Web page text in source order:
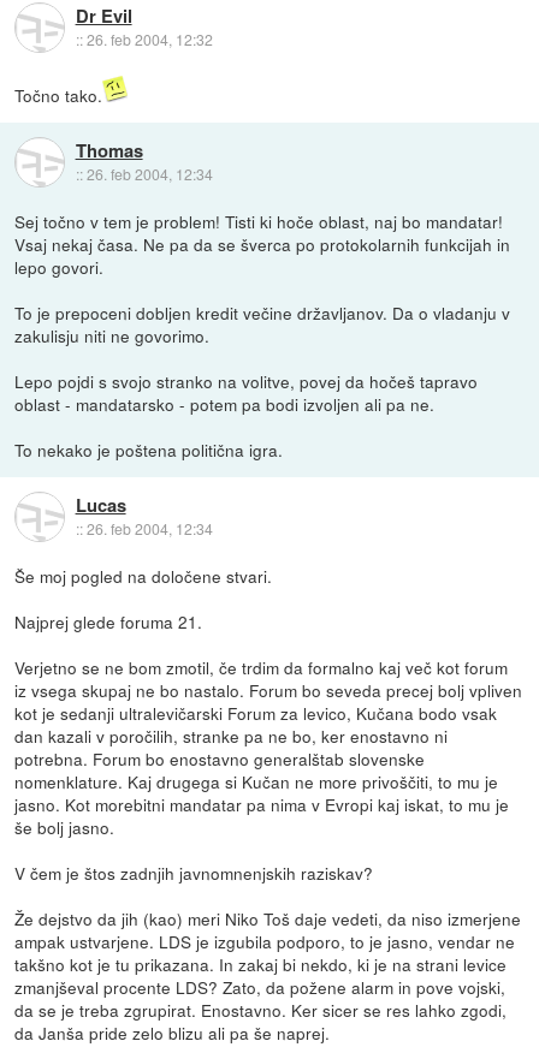
Dr Evil
::26. feb 2004, 12:32
Točno tako.
Thomas
::26. feb 2004, 12:34
Sej točno v tem je problem! Tisti ki hoče oblast, naj bo mandatar!
Vsaj nekaj časa. Ne pa da se šverca po protokolarnih funkcijah in
lepo govori.
To je prepoceni dobljen kredit večine državljanov. Da o vladanju v
zakulisju niti ne govorimo.
Lepo pojdi s svojo stranko na volitve, povej da hočeš tapravo
oblast - mandatarsko - potem pa bodi izvoljen ali pa ne.
To nekako je poštena politična igra.
Lucas
::26. feb 2004, 12:34
Še moj pogled na določene stvari.
Najprej glede foruma 21.
Verjetno se ne bom zmotil, če trdim da formalno kaj več kot forum
iz vsega skupaj ne bo nastalo. Forum bo seveda precej bolj vpliven
kot je sedanji ultralevičarski Forum za levico, Kučana bodo vsak
dan kazali v poročilih, stranke pa ne bo, ker enostavno ni
potrebna. Forum bo enostavno generalštab slovenske
nomenklature. Kaj drugega si Kučan ne more privoščiti, to mu je
jasno. Kot morebitni mandatar pa nima v Evropi kaj iskat, to mu je
še bolj jasno.
V čem je štos zadnjih javnomnenjskih raziskav?
Že dejstvo da jih (kao) meri Niko Toš daje vedeti, da niso izmerjene
ampak ustvarjene. LDS je izgubila podporo, to je jasno, vendar ne
takšno kot je tu prikazana. In zakaj bi nekdo, ki je na strani levice
zmanjševal procente LDS? Zato, da požene alarm in pove vojski,
da se je treba zgrupirat. Enostavno. Ker sicer se res lahko zgodi,
da Janša pride zelo blizu ali pa še naprej.